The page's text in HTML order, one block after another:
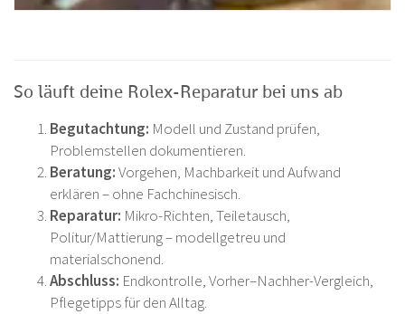
So läuft deine Rolex-Reparatur bei uns ab
Begutachtung: Modell und Zustand prüfen,
Problemstellen dokumentieren.
Beratung:Vorgehen, Machbarkeit und Aufwand
erklären – ohne Fachchinesisch.
Reparatur: Mikro-Richten, Teiletausch,
Politur/Mattierung – modellgetreu und
materialschonend.
Abschluss: Endkontrolle, Vorher–Nachher-Vergleich,
Pflegetipps für den Alltag.